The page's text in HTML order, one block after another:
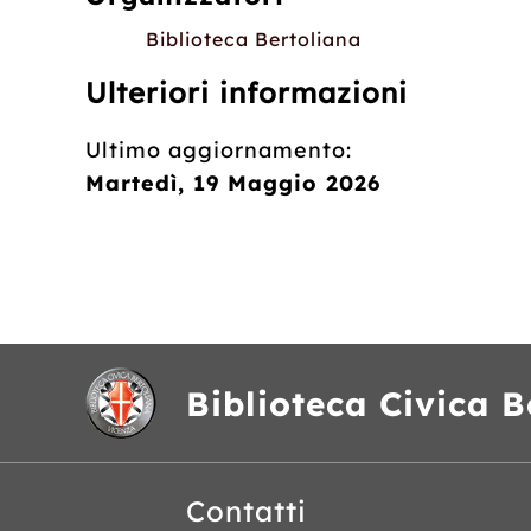
Biblioteca Bertoliana
Ulteriori informazioni
Ultimo aggiornamento:
Martedì, 19 Maggio 2026
Biblioteca Civica
Contatti